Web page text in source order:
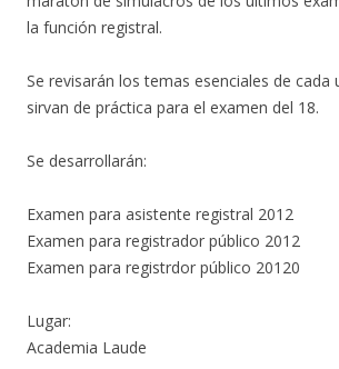
la función registral.
Se revisarán los temas esenciales de cada
sirvan de práctica para el examen del 18.
Se desarrollarán:
Examen para asistente registral 2012
Examen para registrador público 2012
Examen para registrdor público 20120
Lugar:
Academia Laude